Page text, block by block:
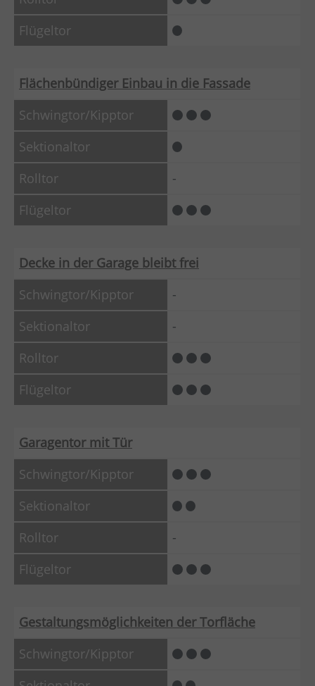
Flächenbündiger Einbau in die Fassade
-
Decke in der Garage bleibt frei
-
-
Garagentor mit Tür
-
Gestaltungsmöglichkeiten der Torfläche